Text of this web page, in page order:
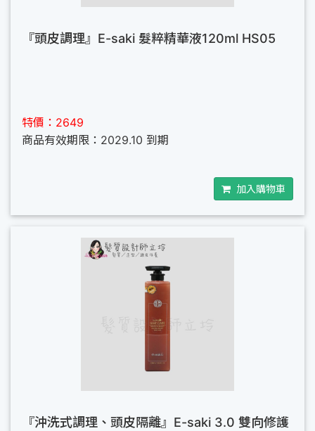
『頭皮調理』E-saki 髮粹精華液120ml HS05
特價：2649
商品有效期限：2029.10 到期
加入購物車
『沖洗式調理、頭皮隔離』E-saki 3.0 雙向修護